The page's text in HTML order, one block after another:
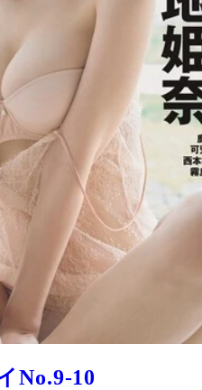
No.9-10